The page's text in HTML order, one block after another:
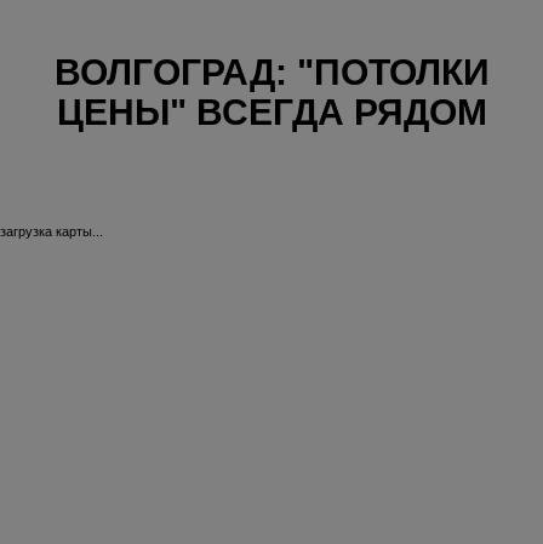
ВОЛГОГРАД: "ПОТОЛКИ
ЦЕНЫ" ВСЕГДА РЯДОМ
загрузка карты...